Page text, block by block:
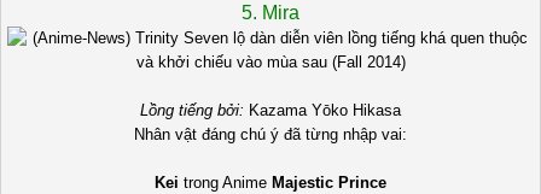
5. Mira
Lồng tiếng bởi: Kazama Yōko Hikasa
Nhân vật đáng chú ý đã từng nhập vai:
Kei trong Anime Majestic Prince